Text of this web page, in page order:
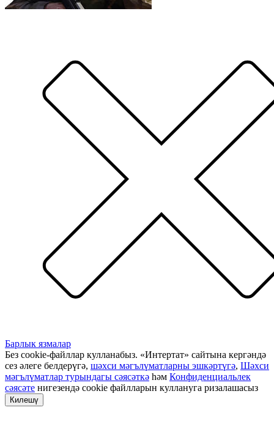
Барлык язмалар
Без cookie-файллар кулланабыз. «Интертат» сайтына кергәндә
сез әлеге белдерүгә, шәхси мәгълүматларны эшкәртүгә, Шәхси
мәгълүматлар турындагы сәясәткә һәм Конфиденциальлек
сәясәте нигезендә cookie файлларын куллануга ризалашасыз
Килешү